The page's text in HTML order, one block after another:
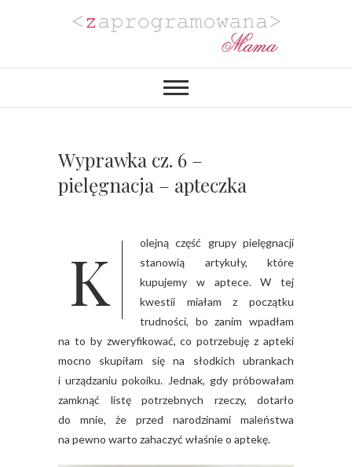
Zaprogramowana
Mama
ORGANIZACJI I REALIZACJI
WYJĄTKOWYCH WESEL.
Wyprawka cz. 6 –
pielęgnacja – apteczka
Kolejną część grupy pielęgnacji
stanowią artykuły, które
kupujemy w aptece. W tej
kwestii miałam z początku
trudności, bo zanim wpadłam
na to by zweryfikować, co potrzebuję z apteki
mocno skupiłam się na słodkich ubrankach
i urządzaniu pokoiku. Jednak, gdy próbowałam
zamknąć listę potrzebnych rzeczy, dotarło
do mnie, że przed narodzinami maleństwa
na pewno warto zahaczyć właśnie o aptekę.